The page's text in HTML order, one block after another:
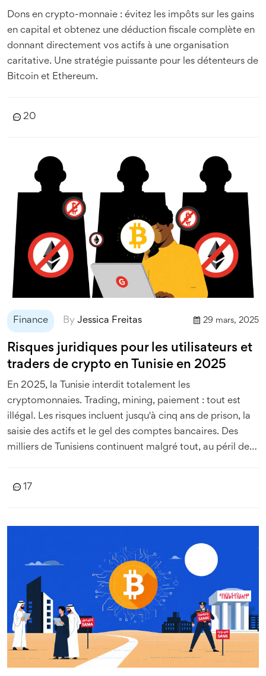
Dons en crypto-monnaie : évitez les impôts sur les gains
en capital et obtenez une déduction fiscale complète en
donnant directement vos actifs à une organisation
caritative. Une stratégie puissante pour les détenteurs de
Bitcoin et Ethereum.
20
Finance By Jessica Freitas 29 mars, 2025
Risques juridiques pour les utilisateurs et
traders de crypto en Tunisie en 2025
En 2025, la Tunisie interdit totalement les
cryptomonnaies. Trading, mining, paiement : tout est
illégal. Les risques incluent jusqu'à cinq ans de prison, la
saisie des actifs et le gel des comptes bancaires. Des
milliers de Tunisiens continuent malgré tout, au péril de
17